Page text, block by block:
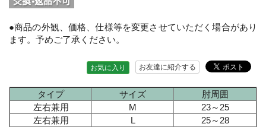
●商品の外観、価格、仕様等を変更させていただく場合があり
ます。予めご了承ください。
お友達に紹介する
お気に入り
タイプ サイズ
肘周囲
左右兼用
M
23～25
左右兼用
L
25～28